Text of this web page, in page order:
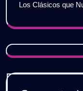
Los Clásicos que